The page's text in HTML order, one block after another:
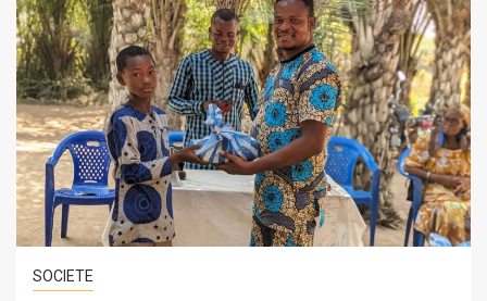
SOCIETE